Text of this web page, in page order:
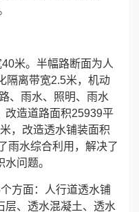
米。半幅路断面为人
隔离带宽2.5米，机动
、雨水、照明、雨水
改造道路面积25939平
，改造透水铺装面积
雨水综合利用，解决了
问题。
方面：人行道透水铺
层、透水混凝土、透水